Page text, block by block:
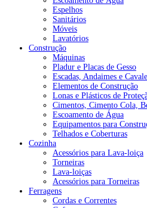
Espelhos
Sanitários
Móveis
Lavatórios
Construção
Máquinas
Pladur e Placas de Gesso
Escadas, Andaimes e
Elementos de Construção
Lonas e Plásticos de
Cimentos, Cimento Cola,
Escoamento de Água
Equipamentos para
Telhados e Coberturas
Cozinha
Acessórios para Lava-loiça
Torneiras
Lava-loiças
Acessórios para Torneiras
Ferragens
Cordas e Correntes